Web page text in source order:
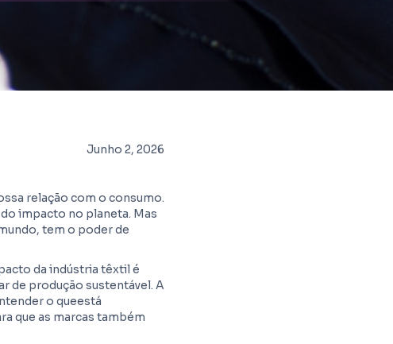
Junho 2, 2026
relação com o consumo.
impacto no planeta. Mas
tem o poder de
da indústria têxtil é
de produção sustentável. A
o queestá
que as marcas também